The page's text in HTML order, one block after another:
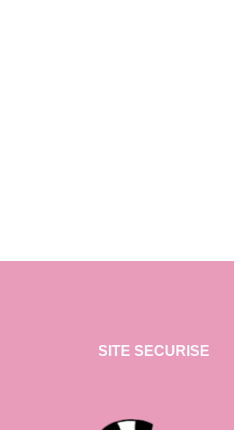
SITE SECURISE